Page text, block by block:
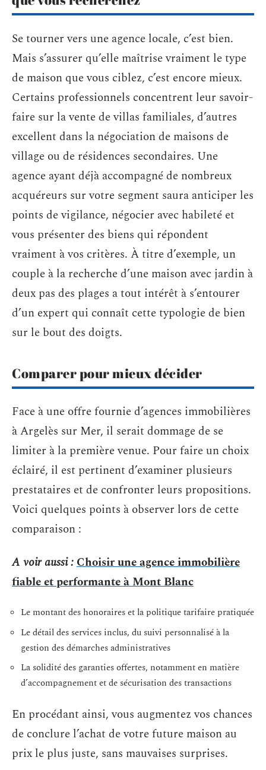
Se tourner vers une agence locale, c’est bien.
Mais s’assurer qu’elle maîtrise vraiment le type
de maison que vous ciblez, c’est encore mieux.
Certains professionnels concentrent leur savoir-
faire sur la vente de villas familiales, d’autres
excellent dans la négociation de maisons de
village ou de résidences secondaires. Une
agence ayant déjà accompagné de nombreux
acquéreurs sur votre segment saura anticiper les
points de vigilance, négocier avec habileté et
vous présenter des biens qui répondent
vraiment à vos critères. À titre d’exemple, un
couple à la recherche d’une maison avec jardin à
deux pas des plages a tout intérêt à s’entourer
d’un expert qui connaît cette typologie de bien
sur le bout des doigts.
Comparer pour mieux décider
Face à une offre fournie d’agences immobilières
à Argelès sur Mer, il serait dommage de se
limiter à la première venue. Pour faire un choix
éclairé, il est pertinent d’examiner plusieurs
prestataires et de confronter leurs propositions.
Voici quelques points à observer lors de cette
comparaison :
A voir aussi :Choisir une agence immobilière
fiable et performante à Mont Blanc
Le montant des honoraires et la politique tarifaire pratiquée
Le détail des services inclus, du suivi personnalisé à la
gestion des démarches administratives
La solidité des garanties offertes, notamment en matière
d’accompagnement et de sécurisation des transactions
En procédant ainsi, vous augmentez vos chances
de conclure l’achat de votre future maison au
prix le plus juste, sans mauvaises surprises.